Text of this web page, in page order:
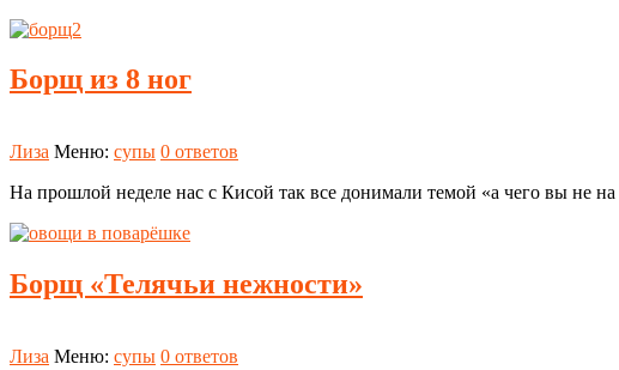
Борщ из 8 ног
Лиза Меню: супы 0 ответов
На прошлой неделе нас с Кисой так все донимали темой «а чего вы не
Борщ «Телячьи нежности»
Лиза Меню: супы 0 ответов